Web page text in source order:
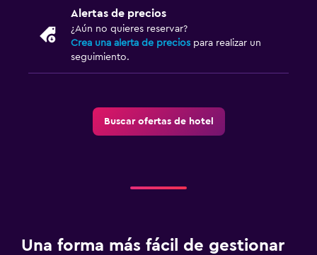
Alertas de precios
¿Aún no quieres reservar?
Crea una alerta de precios para realizar un
seguimiento.
Buscar ofertas de hotel
Una forma más fácil de gestionar